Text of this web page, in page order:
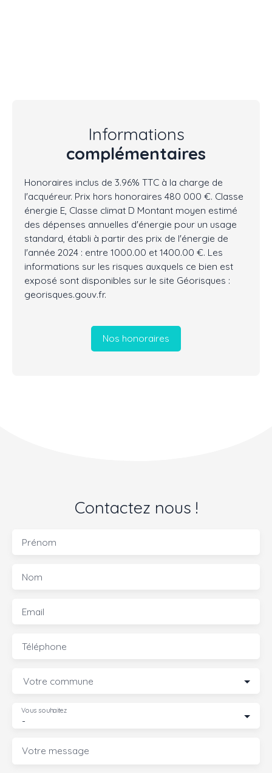
Informations
complémentaires
Honoraires inclus de 3.96% TTC à la charge de
l'acquéreur. Prix hors honoraires 480 000 €. Classe
énergie E, Classe climat D Montant moyen estimé
des dépenses annuelles d'énergie pour un usage
standard, établi à partir des prix de l'énergie de
l'année 2024 : entre 1000.00 et 1400.00 €. Les
informations sur les risques auxquels ce bien est
exposé sont disponibles sur le site Géorisques :
georisques.gouv.fr.
Nos honoraires
Contactez nous !
Prénom
Nom
Email
Téléphone
Votre commune
-
Vous souhaitez
Votre message